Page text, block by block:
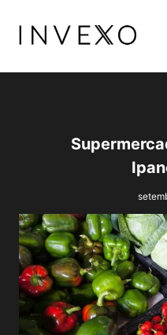
para
Conteúdo